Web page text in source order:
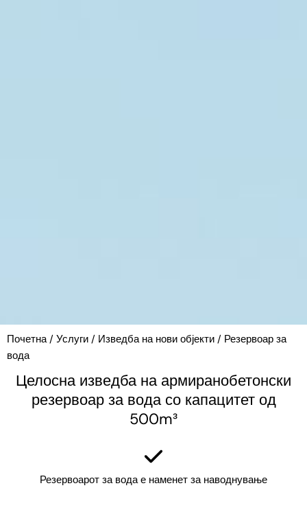
Почетна/ Услуги / Изведба на нови објекти / Резервоар за
вода
Целосна изведба на армиранобетонски
резервоар за вода со капацитет од
500m³
Резервоарот за вода е наменет за наводнување